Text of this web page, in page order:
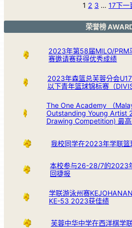
1 2 3 … 17下一
荣誉榜
2023年第58届MILO/PRM
赛邀请赛获得优秀成绩
2023年森篮总芙蓉分会
以下青年篮球锦标赛（
The One Academy （
Outstanding Young Artist
Drawing Competition) 最
我校同学在2023年学联篮
本校参与26-28/7的2023
回捷报
学联游泳州赛
KE-53 2023获佳绩
芙蓉中华中学在西洋棋学